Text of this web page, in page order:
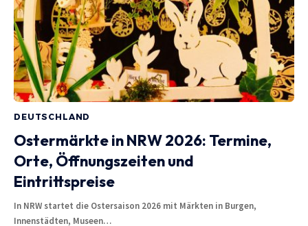
DEUTSCHLAND
Ostermärkte in NRW 2026: Termine,
Orte, Öffnungszeiten und
Eintrittspreise
In NRW startet die Ostersaison 2026 mit Märkten in Burgen,
Innenstädten, Museen…